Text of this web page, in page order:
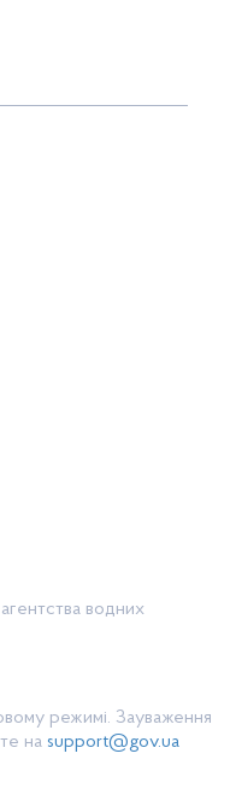
водних
режимі. Зауваження
на support@gov.ua